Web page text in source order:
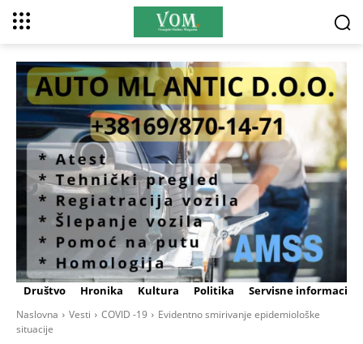
Društvo Hronika Kultura Politika Servisne informacije
Naslovna Vesti COVID -19
Evidentno smirivanje epidemiološke
situacije